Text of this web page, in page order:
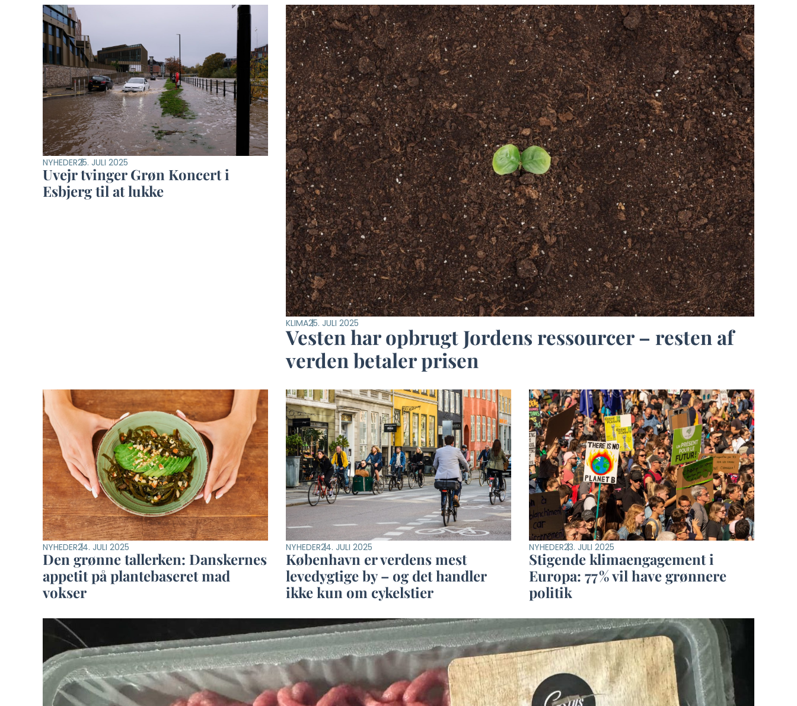
NYHEDER25. JULI 2025
Uvejr tvinger Grøn Koncert i
Esbjerg til at lukke
KLIMA25. JULI 2025
Vesten har opbrugt Jordens ressourcer – resten af
verden betaler prisen
NYHEDER24. JULI 2025
Den grønne tallerken: Danskernes
appetit på plantebaseret mad
vokser
NYHEDER24. JULI 2025
København er verdens mest
levedygtige by – og det handler
ikke kun om cykelstier
NYHEDER23. JULI 2025
Stigende klimaengagement i
Europa: 77 % vil have grønnere
politik